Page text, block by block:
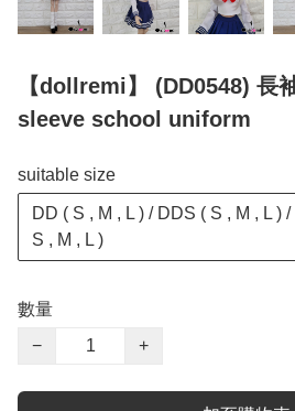
【dollremi】 (DD0548) 長
sleeve school uniform
suitable size
DD ( S , M , L ) / DDS ( S , M , L )
S , M , L )
數量
−
+